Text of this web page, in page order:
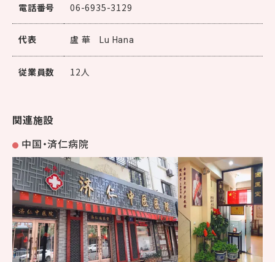
電話番号 06-6935-3129
代表 盧 華 Lu Hana
従業員数 12人
関連施設
中国・済仁病院